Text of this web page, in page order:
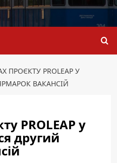
ПРОЄКТУ PROLEAP У
ВАКАНСІЙ
PROLEAP у
другий